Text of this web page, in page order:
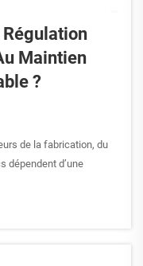
Régulation
Maintien
?
de la fabrication, du
dépendent d’une
performances
Au cœur de ces